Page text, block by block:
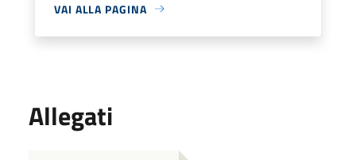
VAI ALLA PAGINA
Allegati